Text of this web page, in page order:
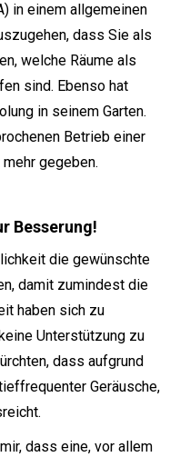
in einem allgemeinen
dass Sie als
welche Räume als
sind. Ebenso hat
in seinem Garten.
Betrieb einer
gegeben.
Besserung!
die gewünschte
damit zumindest die
haben sich zu
Unterstützung zu
dass aufgrund
Geräusche,
dass eine, vor allem